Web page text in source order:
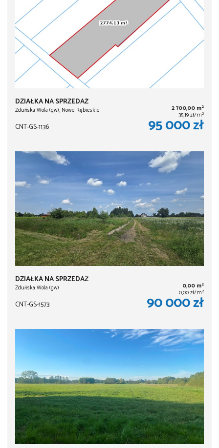
DZIAŁKA NA SPRZEDAŻ
Zduńska Wola (gw), Nowe Rębieskie 2 700,00 m2
35,19 zł/m2
CNT-GS-1136 95 000 zł
DZIAŁKA NA SPRZEDAŻ
Zduńska Wola (gw) 0,00 m2
0,00 zł/m2
CNT-GS-1573 90 000 zł